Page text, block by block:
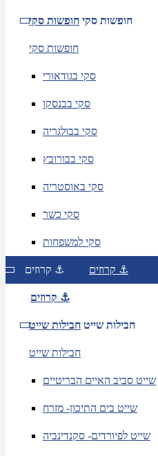
חופשות סקי חופשות סקי
חופשות סקי
סקי בגודאורי
סקי בבנסקו
סקי בבולגריה
סקי בבורובץ
סקי באוסטריה
סקי כשר
סקי למשפחות
קרוזים ⚓ קרוזים ⚓
קרוזים ⚓
חבילות שייט חבילות שייט
חבילות שייט
שייט סביב האיים הבריטיים
שייט בים התיכון- מזרח
שייט לפיורדים- סקנדינביה